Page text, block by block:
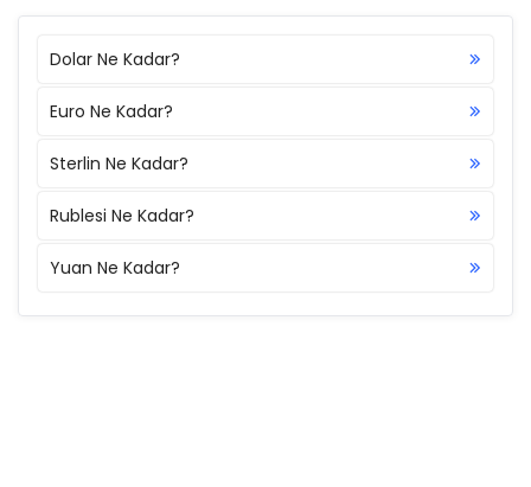
Dolar Ne Kadar?
Euro Ne Kadar?
Sterlin Ne Kadar?
Rublesi Ne Kadar?
Yuan Ne Kadar?